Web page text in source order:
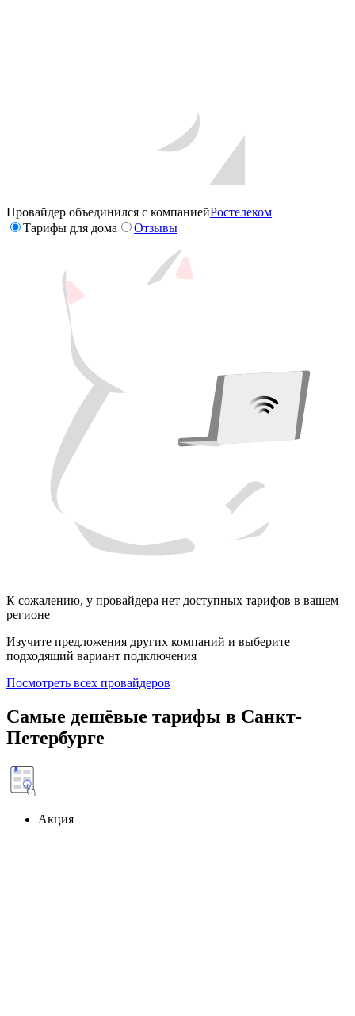
Провайдер объединился с компаниейРостелеком
Тарифы для дома
Отзывы
К сожалению, у провайдера нет доступных тарифов в вашем
регионе
Изучите предложения других компаний и выберите
подходящий вариант подключения
Посмотреть всех провайдеров
Самые дешёвые тарифы в Санкт-
Петербурге
Акция